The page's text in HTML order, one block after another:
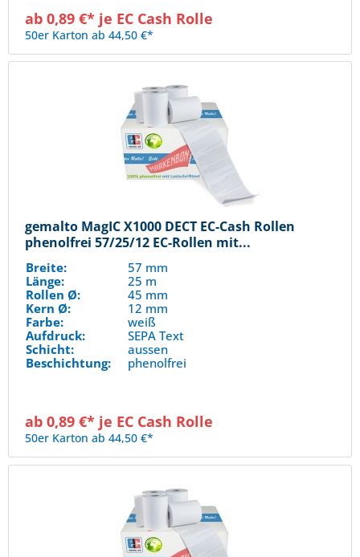
ab 0,89 €* je EC Cash Rolle
50er Karton ab 44,50 €*
gemalto MagIC X1000 DECT EC-Cash Rollen
phenolfrei 57/25/12 EC-Rollen mit...
Breite:
57 mm
Länge:
25 m
Rollen Ø:
45 mm
Kern Ø:
12 mm
Farbe:
weiß
Aufdruck:
SEPA Text
Schicht:
aussen
Beschichtung:
phenolfrei
ab 0,89 €* je EC Cash Rolle
50er Karton ab 44,50 €*